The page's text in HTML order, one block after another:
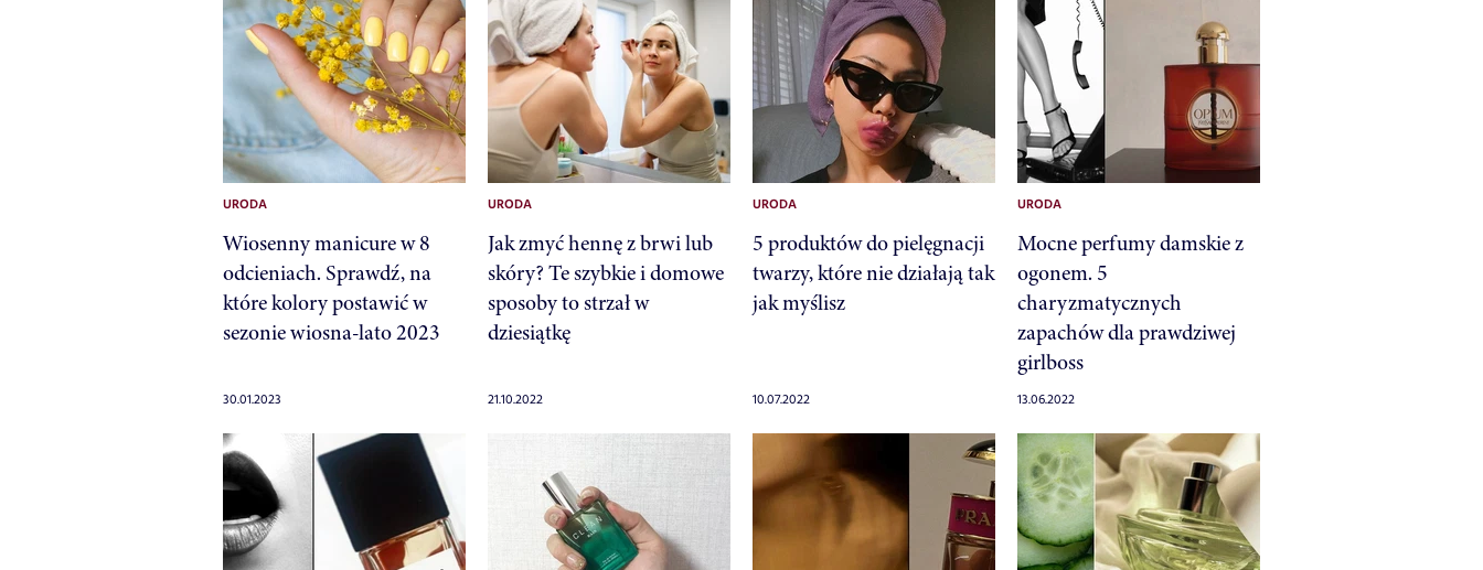
URODA
Wiosenny manicure w 8
odcieniach. Sprawdź, na
które kolory postawić w
sezonie wiosna-lato 2023
30.01.2023
URODA
Jak zmyć hennę z brwi lub
skóry? Te szybkie i domowe
sposoby to strzał w
dziesiątkę
21.10.2022
URODA
5 produktów do pielęgnacji
twarzy, które nie działają tak
jak myślisz
10.07.2022
URODA
Mocne perfumy damskie z
ogonem. 5
charyzmatycznych
zapachów dla prawdziwej
girlboss
13.06.2022